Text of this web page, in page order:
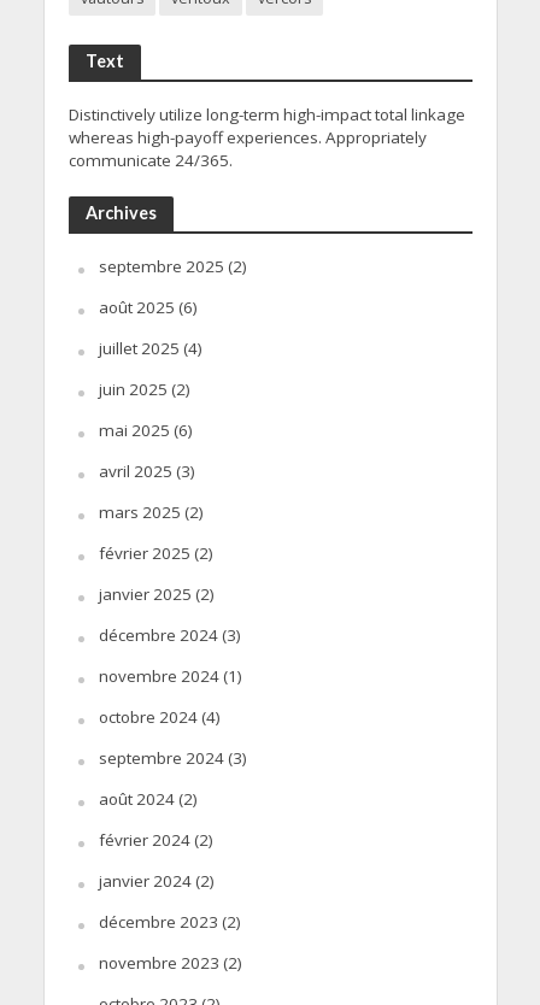
Text
Distinctively utilize long-term high-impact total linkage
whereas high-payoff experiences. Appropriately
communicate 24/365.
Archives
septembre 2025 (2)
août 2025 (6)
juillet 2025 (4)
juin 2025 (2)
mai 2025 (6)
avril 2025 (3)
mars 2025 (2)
février 2025 (2)
janvier 2025 (2)
décembre 2024(3)
novembre 2024(1)
octobre 2024(4)
septembre 2024(3)
août 2024(2)
février 2024(2)
janvier 2024(2)
décembre 2023 (2)
novembre 2023 (2)